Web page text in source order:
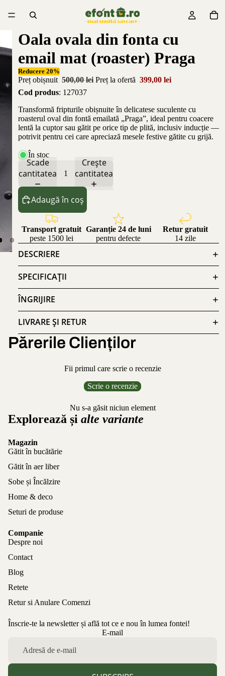
Oala ovala din fonta cu
email mat (roaster) Praga
Reducere 20%
Preț obișnuit 500,00 lei Preț la ofertă 399,00 lei
Cod produs: 127037
Transformă fripturile obișnuite în delicatese suculente cu
roasterul oval din fontă emailată „Praga”, ideal pentru coacere
lentă la cuptor sau gătit pe orice tip de plită, inclusiv inducție —
potrivit pentru cei care apreciază mesele festive gătite cu grijă.
În stoc
Scade
cantitatea
Crește
cantitatea
Adaugă în coș
Transport gratuit
peste 1500 lei
Garanție 24 de luni
pentru defecte
Retur gratuit
14 zile
DESCRIERE
SPECIFICAȚII
ÎNGRIJIRE
LIVRARE ȘI RETUR
Părerile Clienților
Fii primul care scrie o recenzie
Scrie o recenzie
Nu s-a găsit niciun element
Explorează și alte variante
Magazin
Gătit în bucătărie
Gătit în aer liber
Sobe și Încălzire
Home & deco
Seturi de produse
Companie
Despre noi
Contact
Blog
Retete
Retur si Anulare Comenzi
Înscrie-te la newsletter și află tot ce e nou în lumea fontei!
E-mail
Politica de confidențialitate